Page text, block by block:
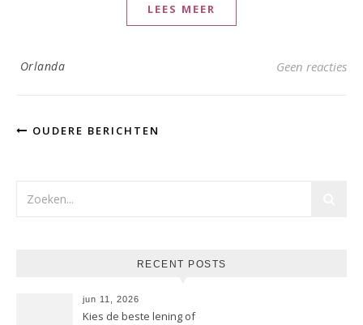
LEES MEER
Orlanda Geen reacties
OUDERE BERICHTEN
RECENT POSTS
jun 11, 2026
Kies de beste lening of